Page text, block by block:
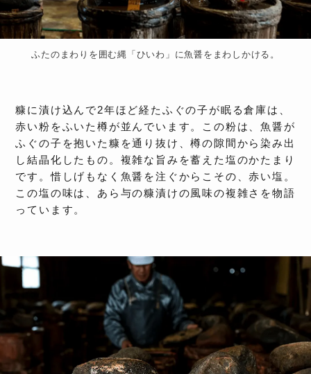
ふたのまわりを囲む縄「ひいわ」に魚醤をまわしかける。
糠に漬け込んで2年ほど経たふぐの子が眠る倉庫は、
赤い粉をふいた樽が並んでいます。この粉は、魚醤が
ふぐの子を抱いた糠を通り抜け、樽の隙間から染み出
し結晶化したもの。複雑な旨みを蓄えた塩のかたまり
です。惜しげもなく魚醤を注ぐからこその、赤い塩。
この塩の味は、あら与の糠漬けの風味の複雑さを物語
っています。